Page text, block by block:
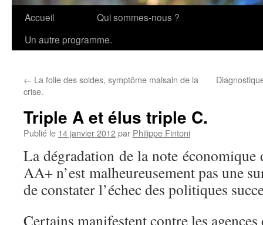
Aller
Accueil
Qui sommes-nous ?
Un autre programme.
← La folie des soldes, symptôme malsain de la
crise.
Triple A et élus triple C.
Publié le 14 janvier 2012par Philippe Fintoni
La dégradation de la note
AA+ n’est malheureusement pas une
de constater l’échec des politiques
Certains manifestent contre les